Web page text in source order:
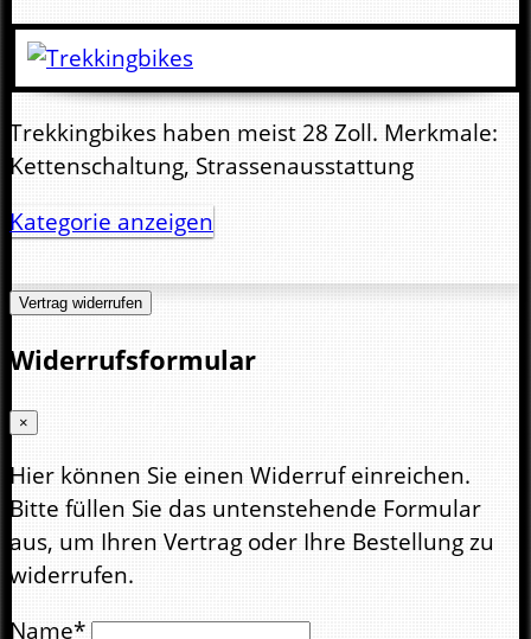
Trekkingbikes haben meist 28 Zoll. Merkmale:
Kettenschaltung, Strassenausstattung
Kategorie anzeigen
Vertrag widerrufen
Widerrufsformular
×
Hier können Sie einen Widerruf einreichen.
Bitte füllen Sie das untenstehende Formular
aus, um Ihren Vertrag oder Ihre Bestellung zu
widerrufen.
Name*